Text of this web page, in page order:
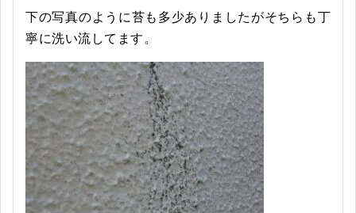
下の写真のように苔も多少ありましたがそちらも丁
寧に洗い流してます。